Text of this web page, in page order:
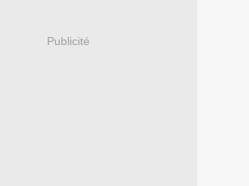
Publicité